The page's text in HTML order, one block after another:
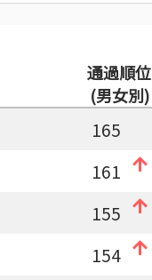
通過順位
(男女別)
165
161
155
154